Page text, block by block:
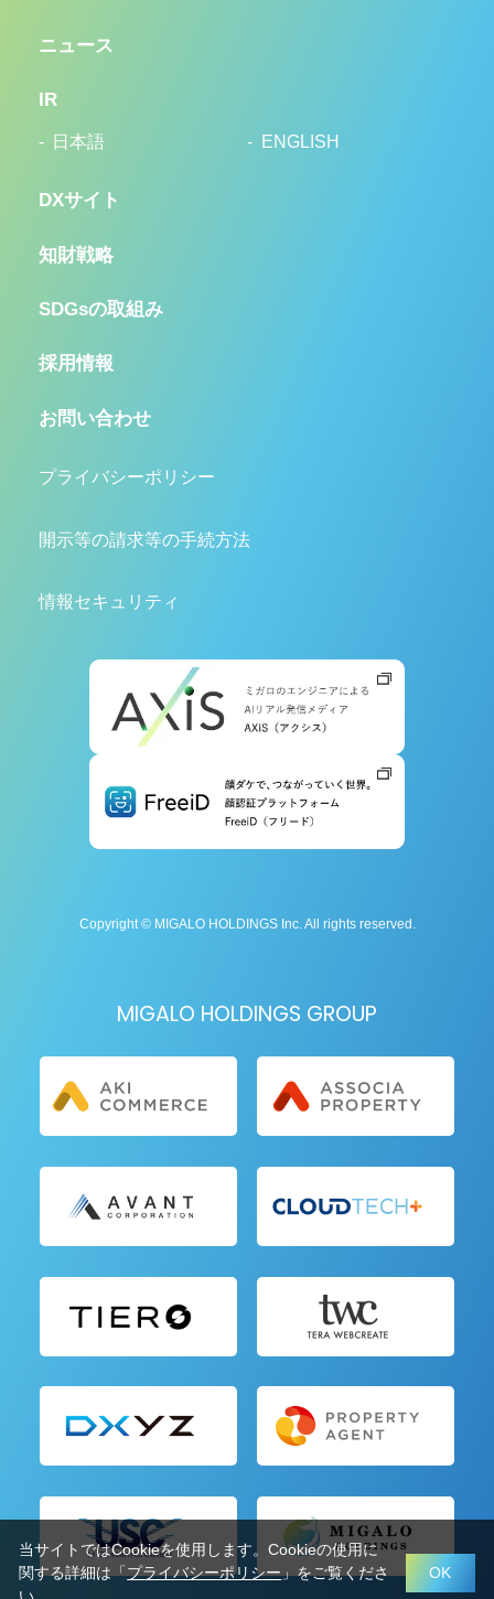
ニュース
IR
日本語 ENGLISH
DXサイト
知財戦略
SDGsの取組み
採用情報
お問い合わせ
プライバシーポリシー
開示等の請求等の手続方法
情報セキュリティ
Copyright © MIGALO HOLDINGS Inc. All rights reserved.
MIGALO HOLDINGS GROUP
当サイトではCookieを使用します。Cookieの使用に
関する詳細は「プライバシーポリシー」をご覧くださ
い。
OK